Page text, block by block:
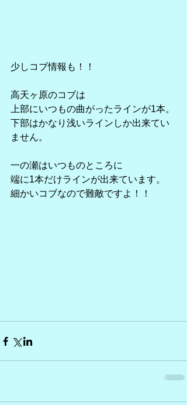
少しコブ情報も！！
高天ヶ原のコブは
上部にいつもの曲がったラインが1本。
下部はかなり浅いラインしか出来てい
ません。
一の瀬はいつものところに
端に1本だけラインが出来ています。
細かいコブなので難敵ですよ！！